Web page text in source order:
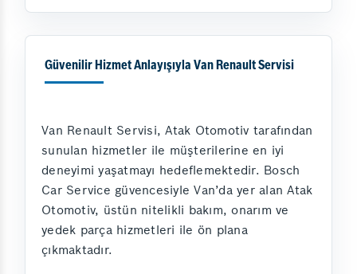
Güvenilir Hizmet Anlayışıyla Van Renault Servisi
Van Renault Servisi, Atak Otomotiv tarafından
sunulan hizmetler ile müşterilerine en iyi
deneyimi yaşatmayı hedeflemektedir. Bosch
Car Service güvencesiyle Van’da yer alan Atak
Otomotiv, üstün nitelikli bakım, onarım ve
yedek parça hizmetleri ile ön plana
çıkmaktadır.